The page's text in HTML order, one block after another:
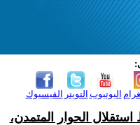
الفيسبوك التويتر اليوتيوب
الحوار المتمدن،